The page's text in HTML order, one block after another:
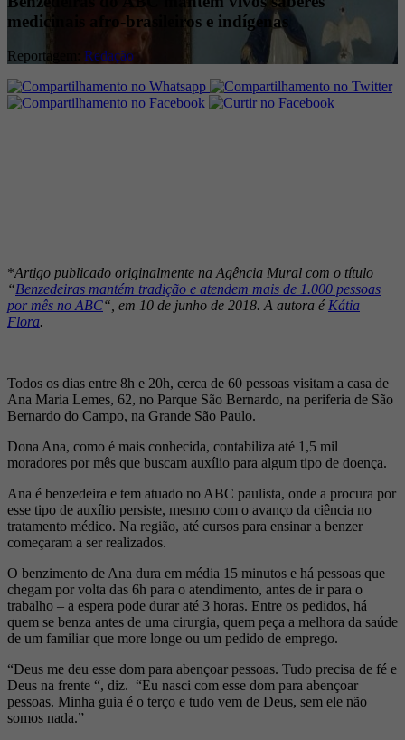
medicinais afro-brasileiros e indígenas
Reportagem: Redação
*Artigo publicado originalmente na Agência Mural com o título
“Benzedeiras mantém tradição e atendem mais de 1.000 pessoas
por mês no ABC“, em 10 de junho de 2018. A autora é Kátia
Flora.
Todos os dias entre 8h e 20h, cerca de 60 pessoas visitam a casa de
Ana Maria Lemes, 62, no Parque São Bernardo, na periferia de São
Bernardo do Campo, na Grande São Paulo.
Dona Ana, como é mais conhecida, contabiliza até 1,5 mil
moradores por mês que buscam auxílio para algum tipo de doença.
Ana é benzedeira e tem atuado no ABC paulista, onde a procura por
esse tipo de auxílio persiste, mesmo com o avanço da ciência no
tratamento médico. Na região, até cursos para ensinar a benzer
começaram a ser realizados.
O benzimento de Ana dura em média 15 minutos e há pessoas que
chegam por volta das 6h para o atendimento, antes de ir para o
trabalho – a espera pode durar até 3 horas. Entre os pedidos, há
quem se benza antes de uma cirurgia, quem peça a melhora da saúde
de um familiar que more longe ou um pedido de emprego.
“Deus me deu esse dom para abençoar pessoas. Tudo precisa de fé e
Deus na frente “, diz. “Eu nasci com esse dom para abençoar
pessoas. Minha guia é o terço e tudo vem de Deus, sem ele não
somos nada.”